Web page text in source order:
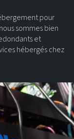
pour
sommes bien
et
hébergés chez